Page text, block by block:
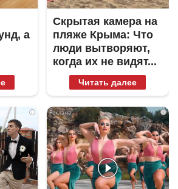
а
Скрытая камера на
пляже Крыма: Что
люди вытворяют,
когда их не видят...
Читать далее
i i